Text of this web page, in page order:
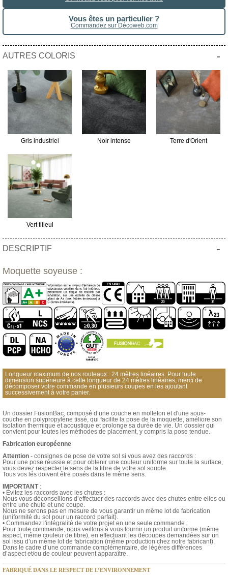
Vous êtes un particulier ?
Commandez sur Décoweb.com
AUTRES COLORIS -
Gris industriel Noir intense Terre d'Orient
Vert tilleul
DESCRIPTIF -
Moquette soyeuse :
Longueur maximum de nos rouleaux : 24 mètres linéaires. Pour toute
dimension supérieure à cette longueur de 24 mètres linéaires, merci de
décomposer votre commande en plusieurs coupes en les ajoutant
successivement à votre panier.
Un dossier FusionBac, composé d’une couche en molleton et d'une sous-
couche en polypropylène tissé, qui facilite la pose de la moquette, améliore son
isolation thermique et acoustique et prolonge sa durée de vie. Un dossier qui
convient pour toutes les méthodes de placement, y compris la pose tendue.
Fabrication européenne
Attention - consignes de pose de votre sol si vous avez des raccords :
Pour une pose réussie et pour obtenir une couleur uniforme sur toute la surface,
vous devez respecter le sens de la fibre de votre sol souple.
Tous vos lés doivent être posés dans le même sens.
IMPORTANT:
• Évitez les raccords avec les chutes :
Nous vous déconseillons d’effectuer des raccords avec des chutes entre elles ou
entre une chute et une coupe.
Nous ne serons pas en mesure de vous garantir un même lot de fabrication
(uniformité du sol pour un raccord parfait).
• Commandez l'intégralité de votre projet en une seule commande :
Pour toute commande, nous veillons à vous fournir un produit uniforme (même
aspect, même couleur de fibre), en effectuant les découpes demandées sur un
sol issu d’un même lot de fabrication (même production chez notre fabricant).
Dans le cadre d’une commande complémentaire, de légères différences
d’aspect et/ou de couleur peuvent apparaître.
FABRIQUÉ DANS LE RESPECT DE L’ENVIRONNEMENT